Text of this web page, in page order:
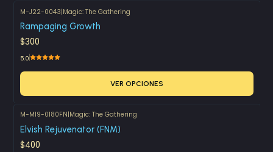
M-J22-0043|Magic: The Gathering
Rampaging Growth
$300
5.0
VER OPCIONES
M-M19-0180FN|Magic: The Gathering
Elvish Rejuvenator (FNM)
$400